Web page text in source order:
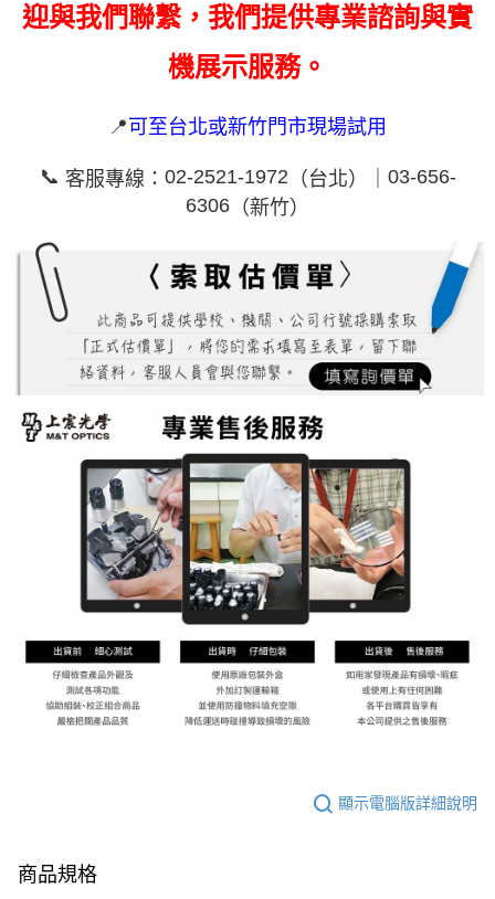
迎與我們聯繫，我們提供專業諮詢與實
機展示服務。
📍可至台北或新竹門市現場試用
📞 客服專線： 02-2521-1972 （台北）｜ 03-656-
6306 （新竹）
顯示電腦版詳細說明
商品規格